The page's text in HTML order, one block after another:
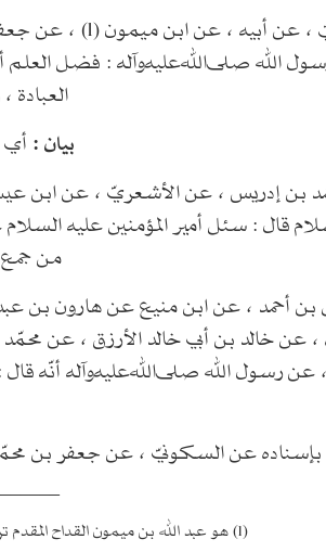
عن ابن ميمون (1) ، عن جعفر بن محمّد ، عن أبيه ،
الله صلى‌الله‌عليه‌وآله : فضل
بيان :
بن إدريس ، عن الأشعريّ ، عن ابن
قال : سئل أمير المؤمنين عليه
من
بن أحمد ، عن ابن منيع عن هارون بن
عن خالد بن أبي خالد الأرزق ، عن
رسول الله صلى‌الله‌عليه‌وآله أنّه
بإسناده عن السكونيّ ، عن جعفر بن
(1) هو عبد الله بن ميمون القداح المقدم ترجمته في ذيل الحديث الثاني .